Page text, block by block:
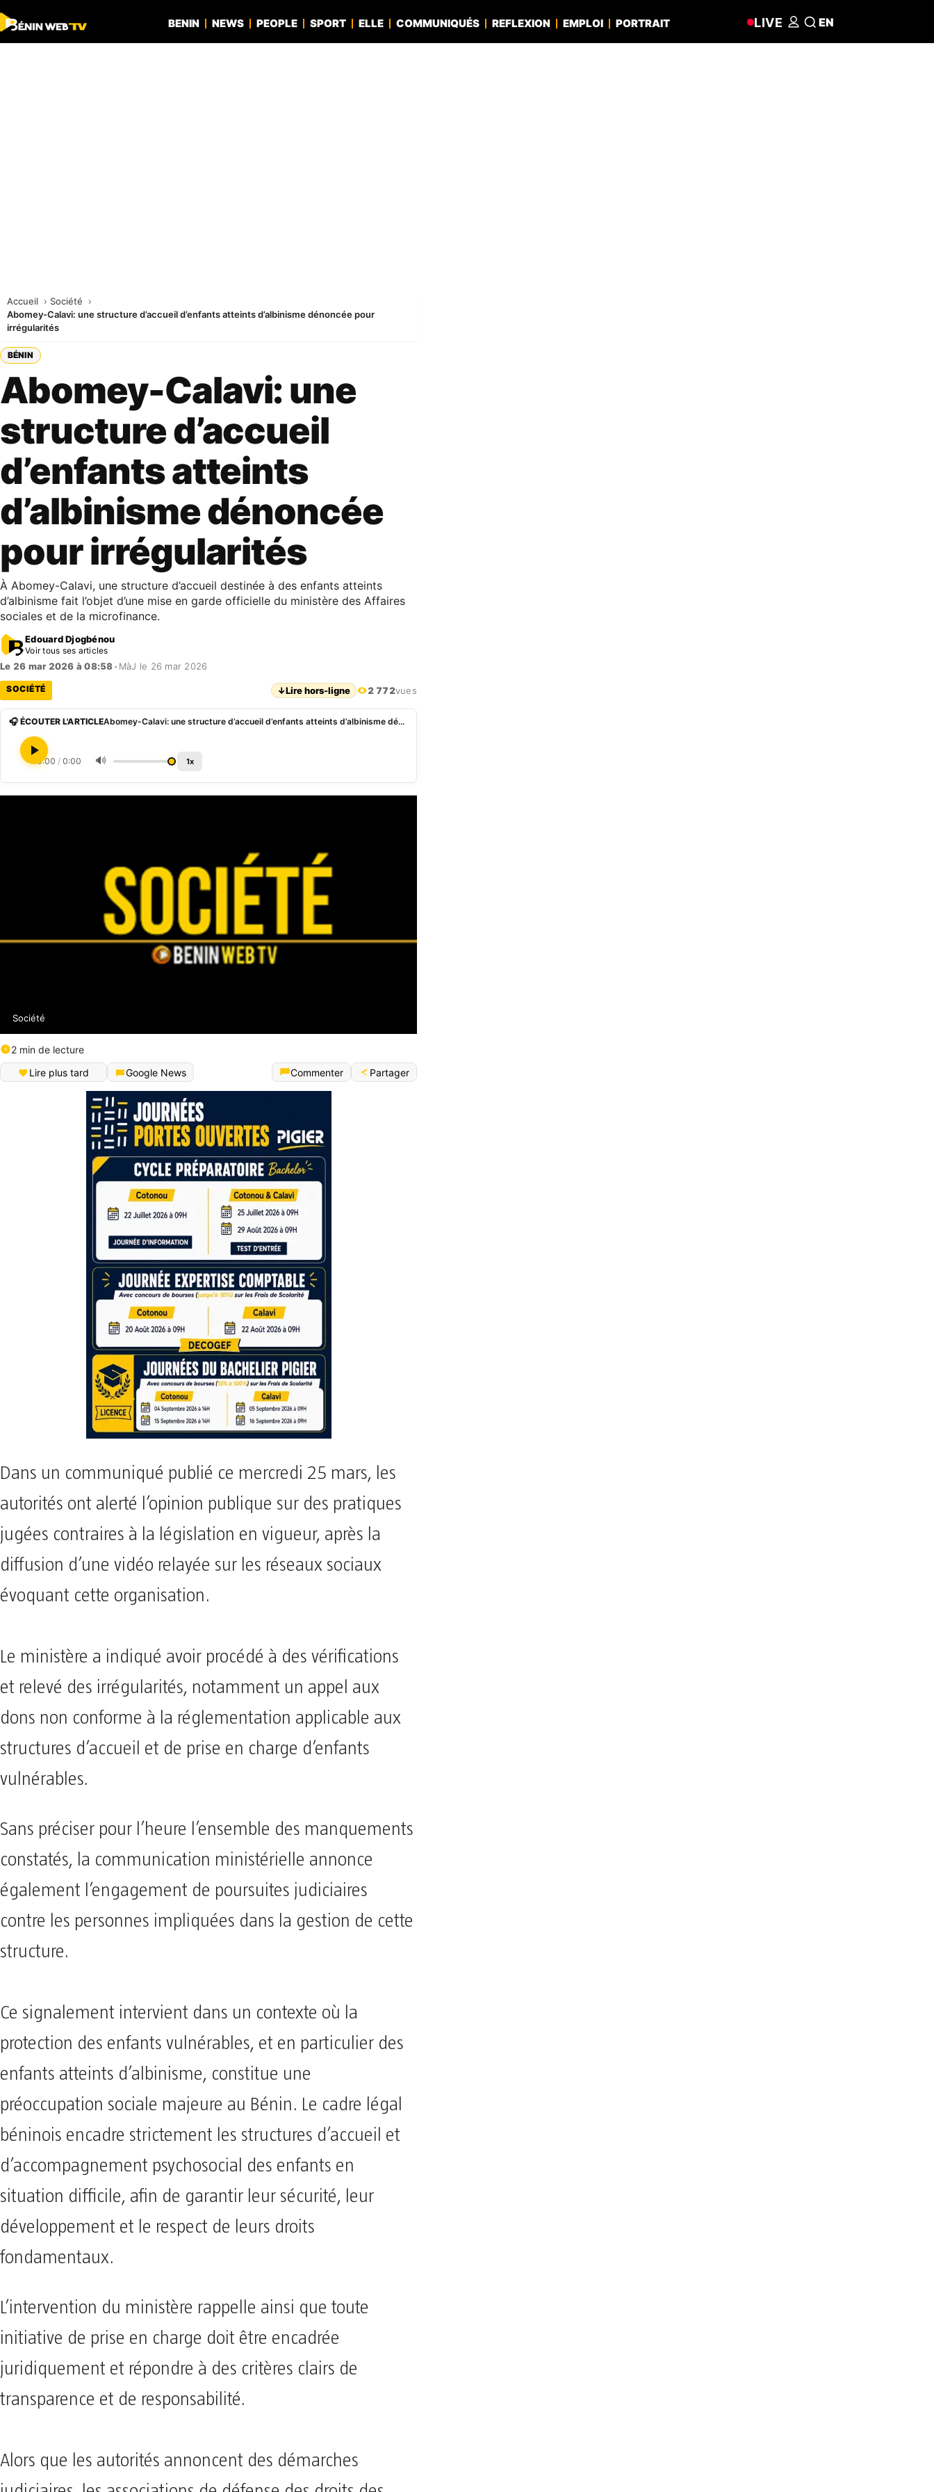
BENIN NEWS PEOPLE SPORT ELLE COMMUNIQUÉS REFLEXION EMPLOI PORTRAIT LIVE EN
Accueil
Société
Abomey-Calavi: une structure d’accueil d’enfants atteints d’albinisme dénoncée pour
irrégularités
BÉNIN
Abomey-Calavi: une
structure d’accueil
d’enfants atteints
d’albinisme dénoncée
pour irrégularités
À Abomey-Calavi, une structure d’accueil destinée à des enfants atteints
d’albinisme fait l’objet d’une mise en garde officielle du ministère des Affaires
sociales et de la microfinance.
Edouard Djogbénou
Voir tous ses articles
Le 26 mar 2026 à 08:58• MàJ le 26 mar 2026
SOCIÉTÉ ↓Lire hors-ligne 2 772vues
🎧 ÉCOUTER L'ARTICLE Abomey-Calavi: une structure d’accueil d’enfants atteints d’albinisme dénoncée pour irrégularités
0:00 / 0:00 🔊 1x
Société
2 min de lecture
Lire plus tard
Google News Commenter Partager
Dans un communiqué publié ce mercredi 25 mars, les
autorités ont alerté l’opinion publique sur des pratiques
jugées contraires à la législation en vigueur, après la
diffusion d’une vidéo relayée sur les réseaux sociaux
évoquant cette organisation.
Le ministère a indiqué avoir procédé à des vérifications
et relevé des irrégularités, notamment un appel aux
dons non conforme à la réglementation applicable aux
structures d’accueil et de prise en charge d’enfants
vulnérables.
Sans préciser pour l’heure l’ensemble des manquements
constatés, la communication ministérielle annonce
également l’engagement de poursuites judiciaires
contre les personnes impliquées dans la gestion de cette
structure.
Ce signalement intervient dans un contexte où la
protection des enfants vulnérables, et en particulier des
enfants atteints d’albinisme, constitue une
préoccupation sociale majeure au Bénin. Le cadre légal
béninois encadre strictement les structures d’accueil et
d’accompagnement psychosocial des enfants en
situation difficile, afin de garantir leur sécurité, leur
développement et le respect de leurs droits
fondamentaux.
L’intervention du ministère rappelle ainsi que toute
initiative de prise en charge doit être encadrée
juridiquement et répondre à des critères clairs de
transparence et de responsabilité.
Alors que les autorités annoncent des démarches